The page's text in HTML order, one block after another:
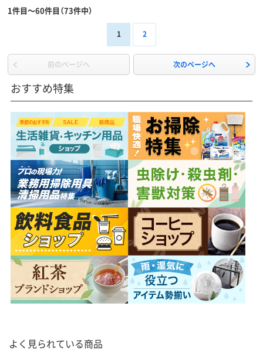
1件目～60件目（73件中）
1 2
前のページへ 次のページへ
おすすめ特集
よく見られている商品